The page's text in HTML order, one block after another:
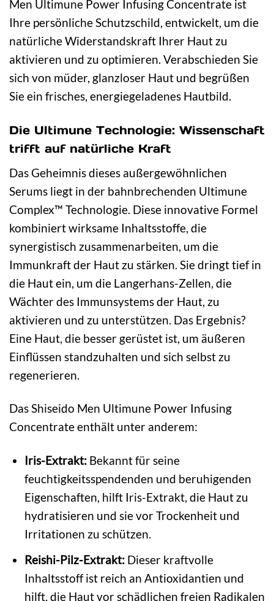
Men Ultimune Power Infusing Concentrate ist
Ihre persönliche Schutzschild, entwickelt, um die
natürliche Widerstandskraft Ihrer Haut zu
aktivieren und zu optimieren. Verabschieden Sie
sich von müder, glanzloser Haut und begrüßen
Sie ein frisches, energiegeladenes Hautbild.
Die Ultimune Technologie: Wissenschaft
trifft auf natürliche Kraft
Das Geheimnis dieses außergewöhnlichen
Serums liegt in der bahnbrechenden Ultimune
Complex™ Technologie. Diese innovative Formel
kombiniert wirksame Inhaltsstoffe, die
synergistisch zusammenarbeiten, um die
Immunkraft der Haut zu stärken. Sie dringt tief in
die Haut ein, um die Langerhans-Zellen, die
Wächter des Immunsystems der Haut, zu
aktivieren und zu unterstützen. Das Ergebnis?
Eine Haut, die besser gerüstet ist, um äußeren
Einflüssen standzuhalten und sich selbst zu
regenerieren.
Das Shiseido Men Ultimune Power Infusing
Concentrate enthält unter anderem:
Iris-Extrakt:Bekannt für seine
feuchtigkeitsspendenden und beruhigenden
Eigenschaften, hilft Iris-Extrakt, die Haut zu
hydratisieren und sie vor Trockenheit und
Irritationen zu schützen.
Reishi-Pilz-Extrakt:Dieser kraftvolle
Inhaltsstoff ist reich an Antioxidantien und
hilft, die Haut vor schädlichen freien Radikalen